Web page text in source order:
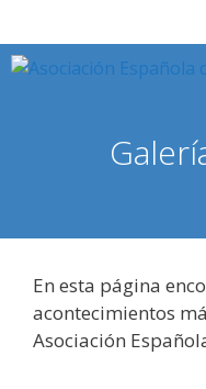
al
contenido
En esta página
acontecimientos
Asociación